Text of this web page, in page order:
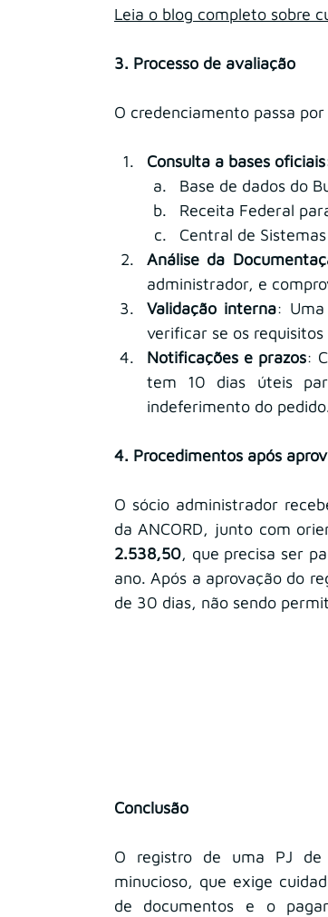
Leia o blog completo sobre
3. Processo de avaliação
O credenciamento passa
Consulta a bases
Base de dados do
Receita Federal
Central de
Análise da
administrador, e
Validação interna: Uma
verificar se os
Notificações e prazos:
tem 10 dias úteis
indeferimento do
4. Procedimentos após
O sócio administrador
da ANCORD, junto com
2.538,50, que precisa ser
ano. Após a aprovação do
de 30 dias, não sendo
Conclusão
O registro de uma PJ de
minucioso, que exige
de documentos e o